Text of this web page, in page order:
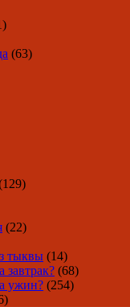
(63)
(22)
тыквы (14)
завтрак? (68)
ужин? (254)